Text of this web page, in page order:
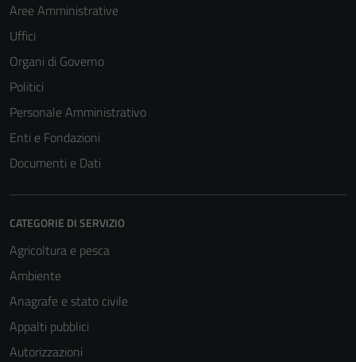
Aree Amministrative
Uffici
Organi di Governo
Politici
Personale Amministrativo
Enti e Fondazioni
Documenti e Dati
CATEGORIE DI SERVIZIO
Agricoltura e pesca
Ambiente
Anagrafe e stato civile
Appalti pubblici
Autorizzazioni